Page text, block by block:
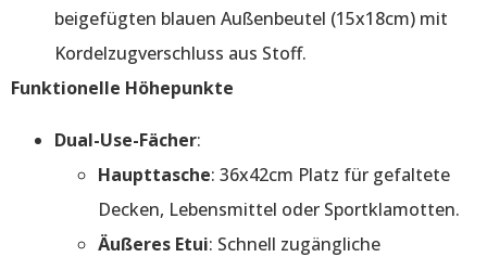
beigefügten blauen Außenbeutel (15x18cm) mit
Kordelzugverschluss aus Stoff.
Funktionelle Höhepunkte
Dual-Use-Fächer:
Haupttasche: 36x42cm Platz für gefaltete
Decken, Lebensmittel oder Sportklamotten.
Äußeres Etui: Schnell zugängliche